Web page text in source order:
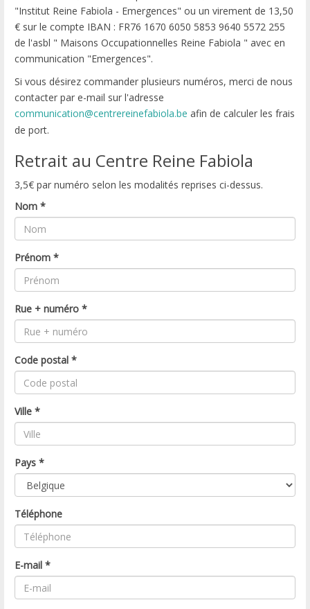
"Institut Reine Fabiola - Emergences" ou un virement de 13,50
€ sur le compte IBAN : FR76 1670 6050 5853 9640 5572 255
de l'asbl " Maisons Occupationnelles Reine Fabiola " avec en
communication "Emergences".
Si vous désirez commander plusieurs numéros, merci de nous
contacter par e-mail sur l'adresse
communication@centrereinefabiola.be afin de calculer les frais
de port.
Retrait au Centre Reine Fabiola
3,5€ par numéro selon les modalités reprises ci-dessus.
Nom *
Prénom *
Rue + numéro *
Code postal *
Ville *
Pays *
Téléphone
E-mail *